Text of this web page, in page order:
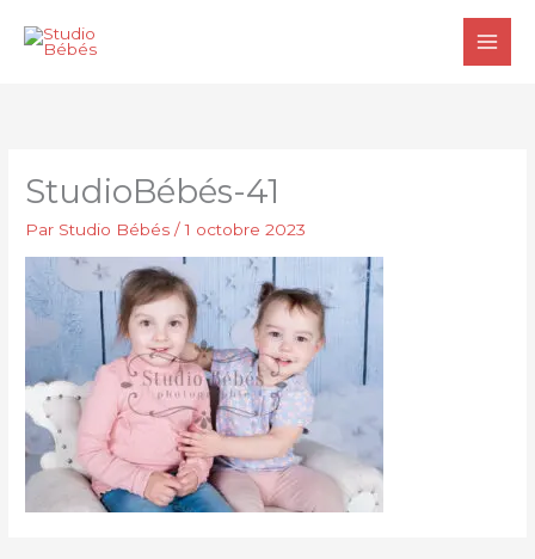
StudioBébés-41
Par Studio Bébés/1 octobre 2023